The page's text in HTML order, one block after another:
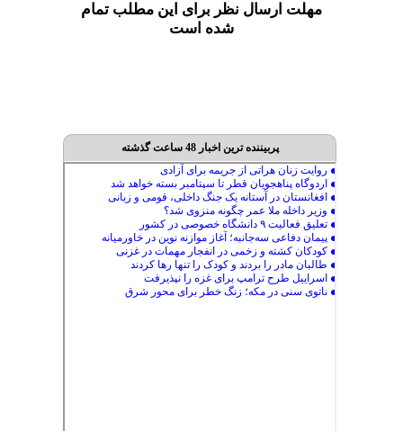
مهلت ارسال نظر برای این مطلب تمام
شده است
پربیننده ترین اخبار 48 ساعت گذشته